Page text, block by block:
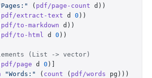
( pdf/page-count d))
pdf/extract-text d 0 ))
pdf/to-markdown d))
pdf/to-html d 0 ))
(List -> vector)
pdf/page d 0 )]
"Words:" ( count ( pdf/words pg)))